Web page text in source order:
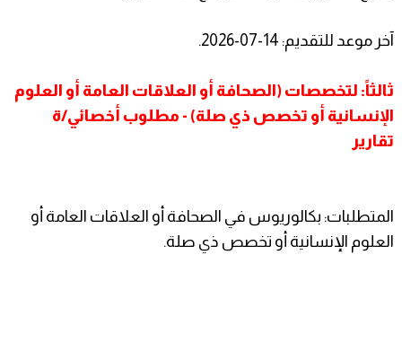
آخر موعد للتقديم: 14-07-2026.
ثالثاً: لتخصصات (الصحافة أو العلاقات العامة أو العلوم
الإنسانية أو تخصص ذي صلة) - مطلوب أخصائي/ة
تقارير
المتطلبات: بكالوريوس في الصحافة أو العلاقات العامة أو
العلوم الإنسانية أو تخصص ذي صلة.